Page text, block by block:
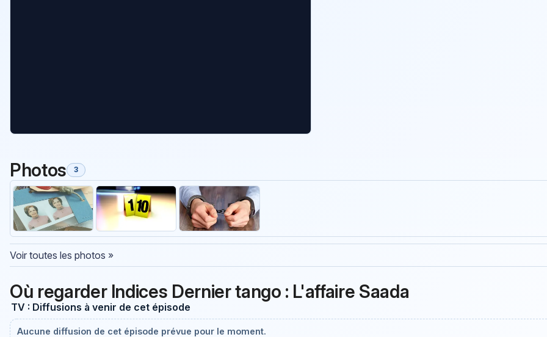
Photos 3
Voir toutes les photos »
Où regarder Indices Dernier tango : L'affaire Saada
TV : Diffusions à venir de cet épisode
Aucune diffusion de cet épisode prévue pour le moment.